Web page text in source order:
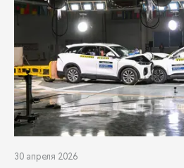
30 апреля 2026